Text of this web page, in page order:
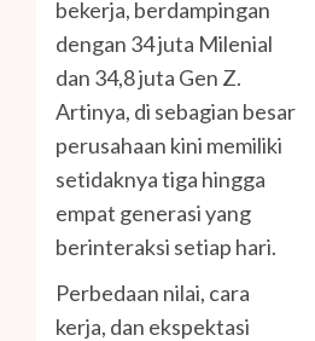
bekerja, berdampingan
dengan 34 juta Milenial
dan 34,8 juta Gen Z.
Artinya, di sebagian besar
perusahaan kini memiliki
setidaknya tiga hingga
empat generasi yang
berinteraksi setiap hari.
Perbedaan nilai, cara
kerja, dan ekspektasi